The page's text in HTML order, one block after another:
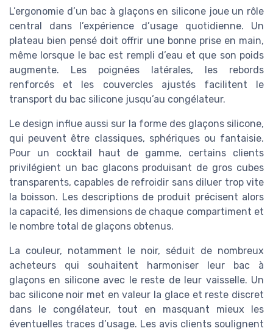
L’ergonomie d’un bac à glaçons en silicone joue un rôle
central dans l’expérience d’usage quotidienne. Un
plateau bien pensé doit offrir une bonne prise en main,
même lorsque le bac est rempli d’eau et que son poids
augmente. Les poignées latérales, les rebords
renforcés et les couvercles ajustés facilitent le
transport du bac silicone jusqu’au congélateur.
Le design influe aussi sur la forme des glaçons silicone,
qui peuvent être classiques, sphériques ou fantaisie.
Pour un cocktail haut de gamme, certains clients
privilégient un bac glacons produisant de gros cubes
transparents, capables de refroidir sans diluer trop vite
la boisson. Les descriptions de produit précisent alors
la capacité, les dimensions de chaque compartiment et
le nombre total de glaçons obtenus.
La couleur, notamment le noir, séduit de nombreux
acheteurs qui souhaitent harmoniser leur bac à
glaçons en silicone avec le reste de leur vaisselle. Un
bac silicone noir met en valeur la glace et reste discret
dans le congélateur, tout en masquant mieux les
éventuelles traces d’usage. Les avis clients soulignent